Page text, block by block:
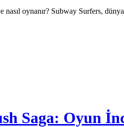
nasıl oynanır? Subway Surfers,
Saga: Oyun